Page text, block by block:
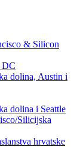
& Silicon
DC
dolina, Austin i
dolina i Seattle
Silicijska
hrvatske